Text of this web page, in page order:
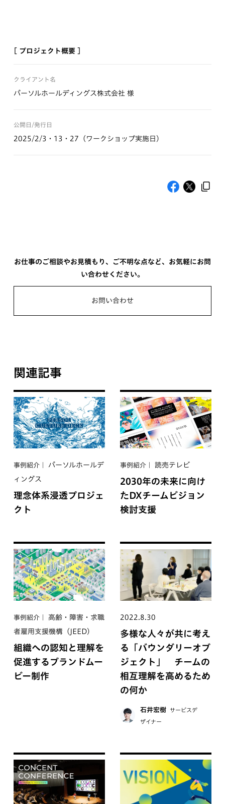
[ プロジェクト概要 ]
クライアント名
パーソルホールディングス株式会社 様
公開日/発行日
2025/2/3・13・27（ワークショップ実施日）
お仕事のご相談やお見積もり、ご不明な点など、お気軽にお問
い合わせください。
お問い合わせ
関連記事
事例紹介
パーソルホールデ
ィングス
理念体系浸透プロジェ
クト
事例紹介 読売テレビ
2030年の未来に向け
たDXチームビジョン
検討支援
事例紹介
高齢・障害・求職
者雇用支援機構（JEED）
組織への認知と理解を
促進するブランドムー
ビー制作
2022.8.30
多様な人々が共に考え
る「バウンダリーオブ
ジェクト」 チームの
相互理解を高めるため
の何か
石井宏樹 サービスデ
ザイナー